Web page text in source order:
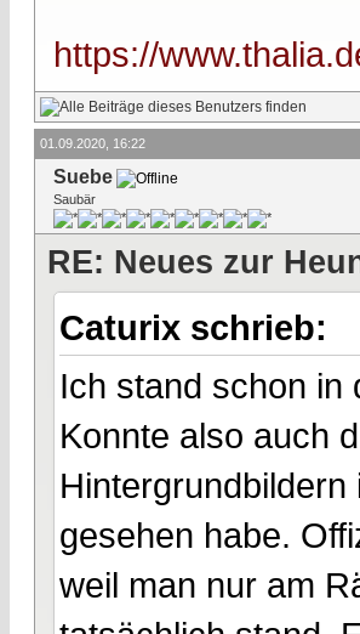
https://
01.09.2020, 16:22
Suebe
Saubär
RE: Neues zur
Caturix schrieb:
Ich stand schon in
Konnte also auch
gesehen habe.
weil man nur am